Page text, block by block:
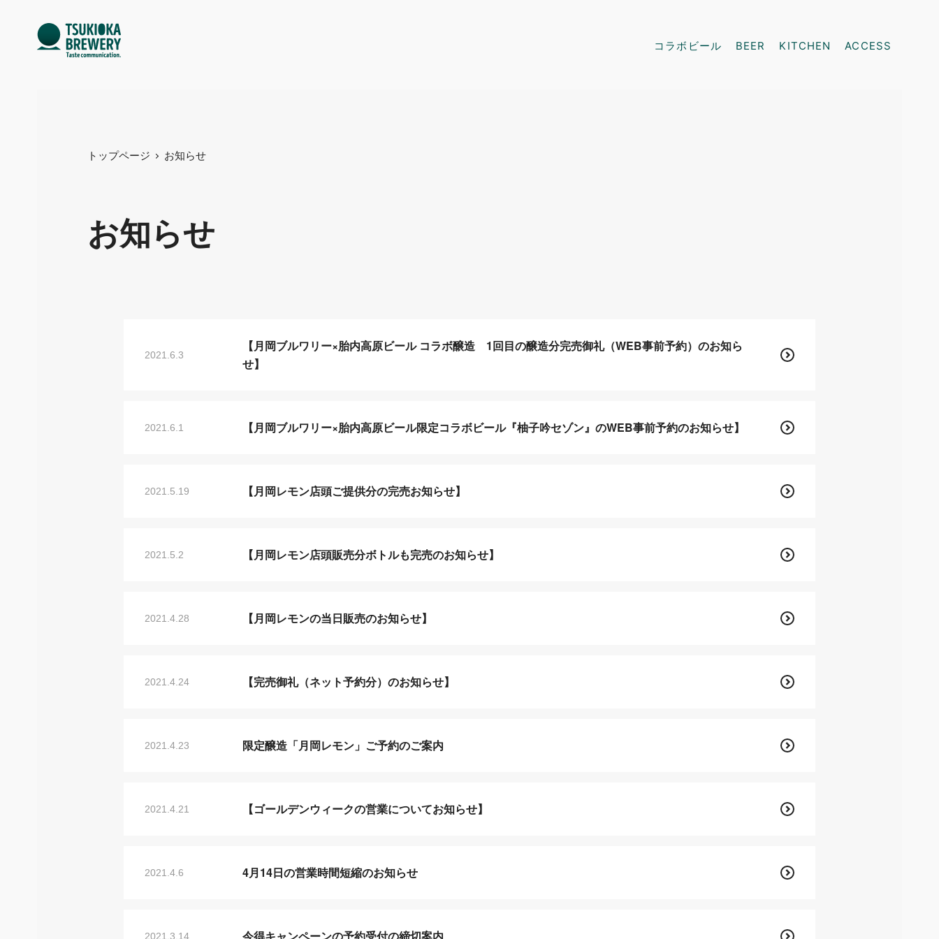
コラボビール BEER KITCHEN ACCESS
トップページ お知らせ
お知らせ
【月岡ブルワリー×胎内高原ビール コラボ醸造 1回目の醸造分完売御礼（WEB事前予約）のお知ら
せ】
2021.6.3
【月岡ブルワリー×胎内高原ビール限定コラボビール『柚子吟セゾン』のWEB事前予約のお知らせ】
2021.6.1
【月岡レモン店頭ご提供分の完売お知らせ】
2021.5.19
【月岡レモン店頭販売分ボトルも完売のお知らせ】
2021.5.2
【月岡レモンの当日販売のお知らせ】
2021.4.28
【完売御礼（ネット予約分）のお知らせ】
2021.4.24
限定醸造「月岡レモン」ご予約のご案内
2021.4.23
【ゴールデンウィークの営業についてお知らせ】
2021.4.21
4月14日の営業時間短縮のお知らせ
2021.4.6
今得キャンペーンの予約受付の締切案内
2021.3.14